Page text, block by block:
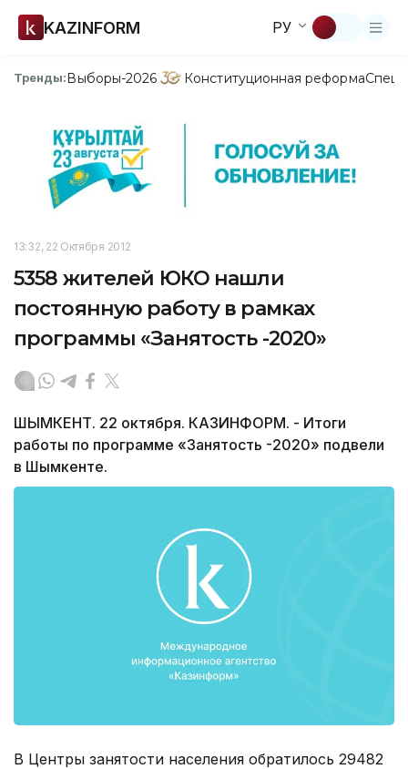
KAZINFORM РУ
Тренды:Выборы-2026 Конституционная реформа
13:32, 22 Октября 2012
5358 жителей ЮКО нашли
постоянную работу в рамках
программы «Занятость -2020»
ШЫМКЕНТ. 22 октября. КАЗИНФОРМ. - Итоги
работы по программе «Занятость -2020» подвели
в Шымкенте.
В Центры занятости населения обратилось 29482